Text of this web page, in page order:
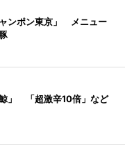
ンポン東京」 メニュー
」 「超激辛10倍」など